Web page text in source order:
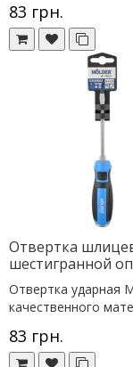
83 грн.
Отвертка
шестигранной
Отвертка ударная
качественного
83 грн.